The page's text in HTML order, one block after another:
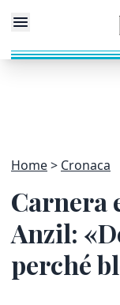
Home Cronaca
Carnera
Anzil:
perché